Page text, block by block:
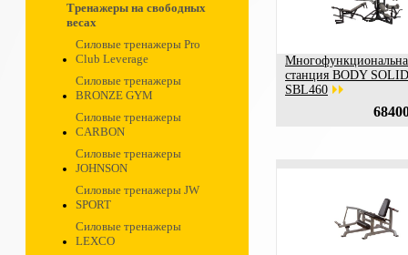
Тренажеры на свободных
весах
Силовые тренажеры Pro
Club Leverage
Силовые тренажеры
BRONZE GYM
Силовые тренажеры
CARBON
Силовые тренажеры
JOHNSON
Силовые тренажеры JW
SPORT
Силовые тренажеры
LEXCO
станция BODY SOLID
SBL460